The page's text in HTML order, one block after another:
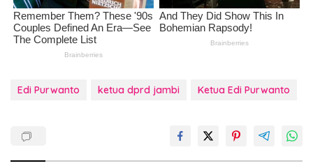
Edi Purwanto ketua dprd jambi Ketua Edi Purwanto